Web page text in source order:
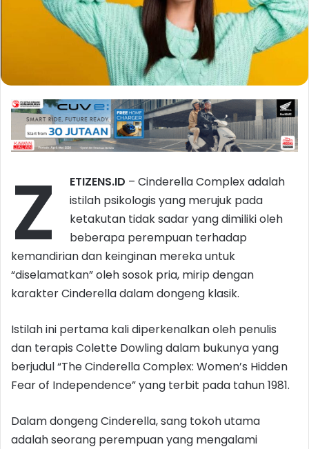
Z ETIZENS.ID – Cinderella Complex adalah
istilah psikologis yang merujuk pada
ketakutan tidak sadar yang dimiliki oleh
beberapa perempuan terhadap
kemandirian dan keinginan mereka untuk
“diselamatkan” oleh sosok pria, mirip dengan
karakter Cinderella dalam dongeng klasik.
Istilah ini pertama kali diperkenalkan oleh penulis
dan terapis Colette Dowling dalam bukunya yang
berjudul “The Cinderella Complex: Women’s Hidden
Fear of Independence” yang terbit pada tahun 1981.
Dalam dongeng Cinderella, sang tokoh utama
adalah seorang perempuan yang mengalami